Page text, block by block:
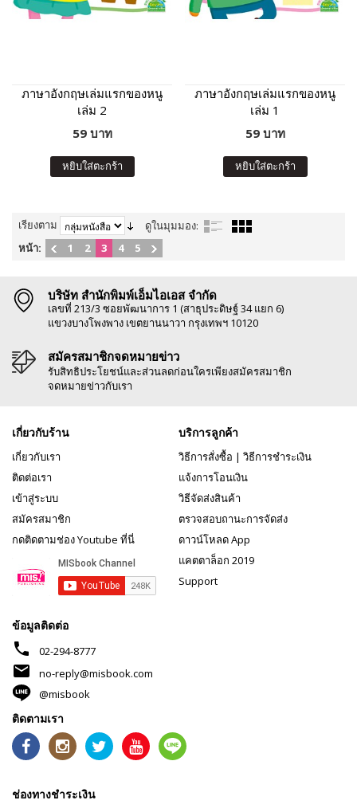
ภาษาอังกฤษเล่มแรกของหนู
เล่ม 2
59 บาท
หยิบใส่ตะกร้า
ภาษาอังกฤษเล่มแรกของหนู
เล่ม 1
59 บาท
หยิบใส่ตะกร้า
เรียงตาม
ดูในมุมมอง:
หน้า:
1 2 3 4 5
บริษัท สำนักพิมพ์เอ็มไอเอส จำกัด
เลขที่ 213/3 ซอยพัฒนาการ 1 (สาธุประดิษฐ์ 34 แยก 6)
แขวงบางโพงพาง เขตยานนาวา กรุงเทพฯ 10120
สมัครสมาชิกจดหมายข่าว
รับสิทธิประโยชน์และส่วนลดก่อนใครเพียงสมัครสมาชิก
จดหมายข่าวกับเรา
เกี่ยวกับร้าน
เกี่ยวกับเรา
ติดต่อเรา
เข้าสู่ระบบ
สมัครสมาชิก
กดติดตามช่อง Youtube ที่นี่
บริการลูกค้า
วิธีการสั่งซื้อ | วิธีการชำระเงิน
แจ้งการโอนเงิน
วิธีจัดส่งสินค้า
ตรวจสอบถานะการจัดส่ง
ดาวน์โหลด App
แคตตาล็อก 2019
Support
ข้อมูลติดต่อ
phone 02-294-8777
mail
no-reply@misbook.com
@misbook
ติดตามเรา
ช่องทางชำระเงิน